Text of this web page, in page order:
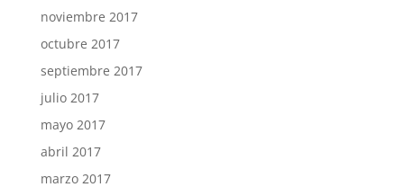
noviembre 2017
octubre 2017
septiembre 2017
julio 2017
mayo 2017
abril 2017
marzo 2017